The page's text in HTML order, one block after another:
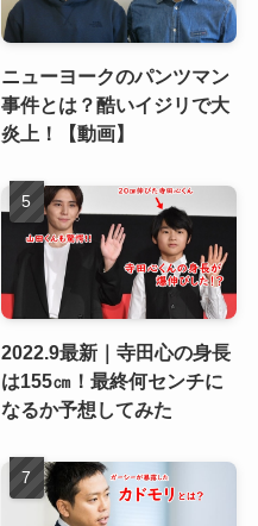
ニューヨークのパンツマン
事件とは？酷いイジリで大
炎上！【動画】
2022.9最新｜寺田心の身長
は155㎝！最終何センチに
なるか予想してみた